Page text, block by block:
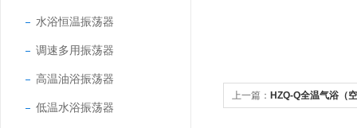
水浴恒温振荡器
调速多用振荡器
高温油浴振荡器
低温水浴振荡器
上一篇： HZQ-Q全温气浴（